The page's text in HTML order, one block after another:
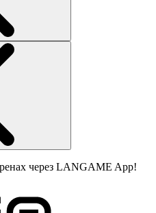
через LANGAME App!